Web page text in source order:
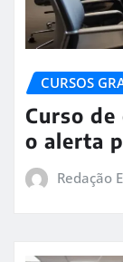
CURSOS
Curso
o alerta
Redação